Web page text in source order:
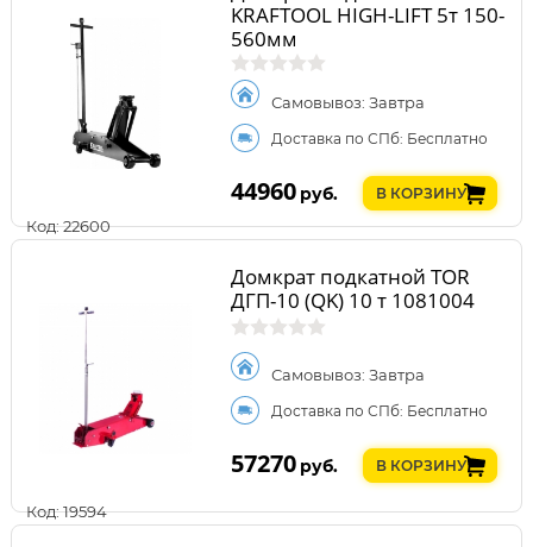
Код: 22600
KRAFTOOL HIGH-LIFT 5т 150-
560мм
Самовывоз: Завтра
Доставка по СПб: Бесплатно
44960 руб. В КОРЗИНУ
Код: 19594
Домкрат подкатной TOR
ДГП-10 (QK) 10 т 1081004
Самовывоз: Завтра
Доставка по СПб: Бесплатно
57270 руб. В КОРЗИНУ